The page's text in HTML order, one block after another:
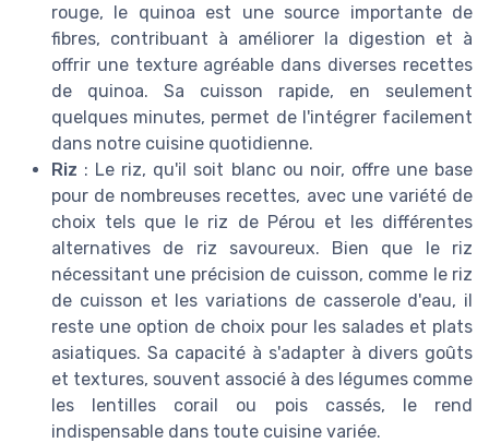
rouge, le quinoa est une source importante de
fibres, contribuant à améliorer la digestion et à
offrir une texture agréable dans diverses recettes
de quinoa. Sa cuisson rapide, en seulement
quelques minutes, permet de l'intégrer facilement
dans notre cuisine quotidienne.
Riz : Le riz, qu'il soit blanc ou noir, offre une base
pour de nombreuses recettes, avec une variété de
choix tels que le riz de Pérou et les différentes
alternatives de riz savoureux. Bien que le riz
nécessitant une précision de cuisson, comme le riz
de cuisson et les variations de casserole d'eau, il
reste une option de choix pour les salades et plats
asiatiques. Sa capacité à s'adapter à divers goûts
et textures, souvent associé à des légumes comme
les lentilles corail ou pois cassés, le rend
indispensable dans toute cuisine variée.